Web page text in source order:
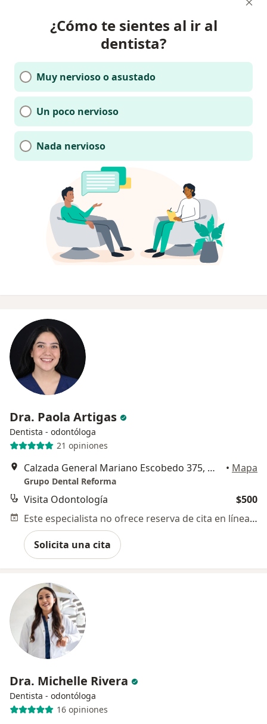
¿Cómo te sientes al ir al
dentista?
Muy nervioso o asustado
Un poco nervioso
Nada nervioso
Dra. Paola Artigas
Dentista - odontóloga
21 opiniones
Calzada General Mariano Escobedo 375, Miguel Hidalgo • Mapa
Grupo Dental Reforma
Visita Odontología
$500
Este especialista no ofrece reserva de cita en línea en esta dirección.
Solicita una cita
Dra. Michelle Rivera
Dentista - odontóloga
16 opiniones